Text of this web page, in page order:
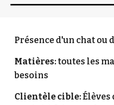
Présence d'un chat ou
Matières:toutes les
besoins
Clientèle cible:Élèves